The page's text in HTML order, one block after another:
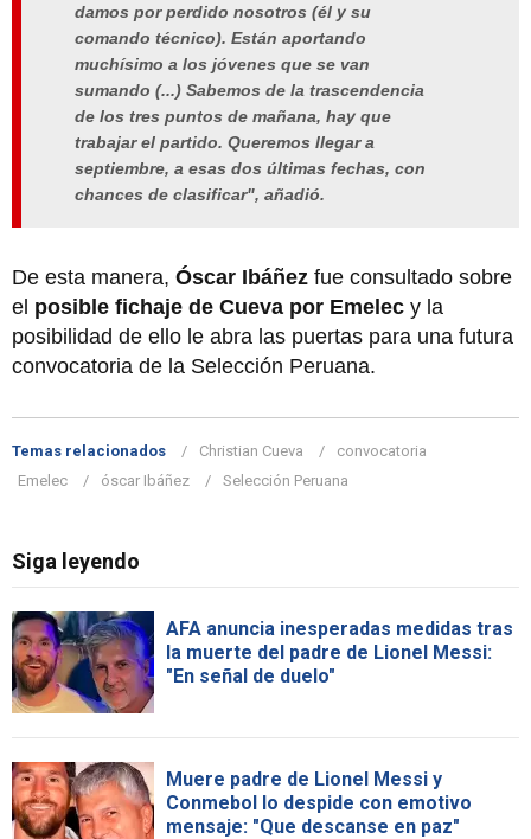
damos por perdido nosotros (él y su
comando técnico). Están aportando
muchísimo a los jóvenes que se van
sumando (...) Sabemos de la trascendencia
de los tres puntos de mañana, hay que
trabajar el partido. Queremos llegar a
septiembre, a esas dos últimas fechas, con
chances de clasificar", añadió.
De esta manera, Óscar Ibáñez fue consultado sobre
el posible fichaje de Cueva por Emelec y la
posibilidad de ello le abra las puertas para una futura
convocatoria de la Selección Peruana.
Temas relacionados Christian Cueva
convocatoria
Emelec
óscar Ibáñez Selección Peruana
Siga leyendo
AFA anuncia inesperadas medidas tras
la muerte del padre de Lionel Messi:
"En señal de duelo"
Muere padre de Lionel Messi y
Conmebol lo despide con emotivo
mensaje: "Que descanse en paz"